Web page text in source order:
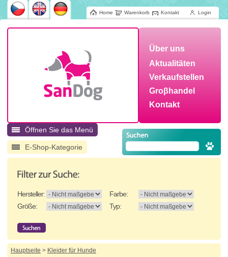
Home Warenkorb Kontakt Login
Über uns
Aktualitäten
Verkaufstellen
Groβhandel
Kontakt
Öffnen Sie das Menü
E-Shop-Kategorie
Hersteller:
Farbe:
Größe:
Typ:
Hauptseite > Kleider für Hunde